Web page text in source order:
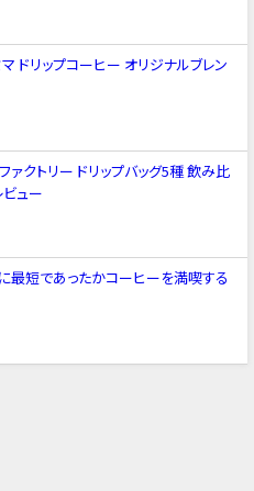
ドリップコーヒー オリジナルブレン
ァクトリー ドリップバッグ5種 飲み比
ュー
最短であったかコーヒーを満喫する